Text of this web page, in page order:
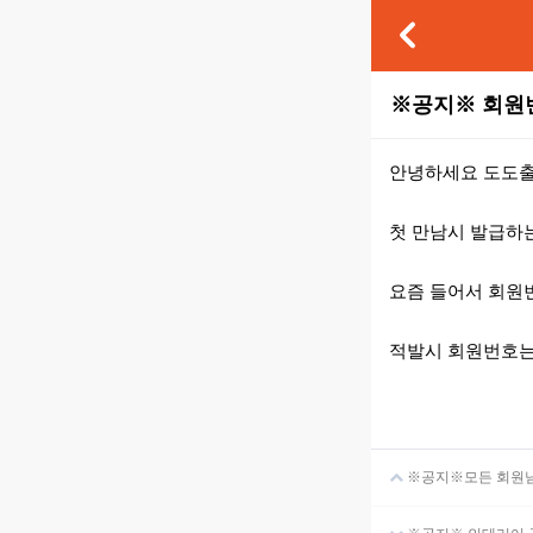
※공지※ 회원
본문
안녕하세요 도도
첫 만남시 발급하
요즘 들어서 회원
적발시 회원번호
※공지※모든 회원